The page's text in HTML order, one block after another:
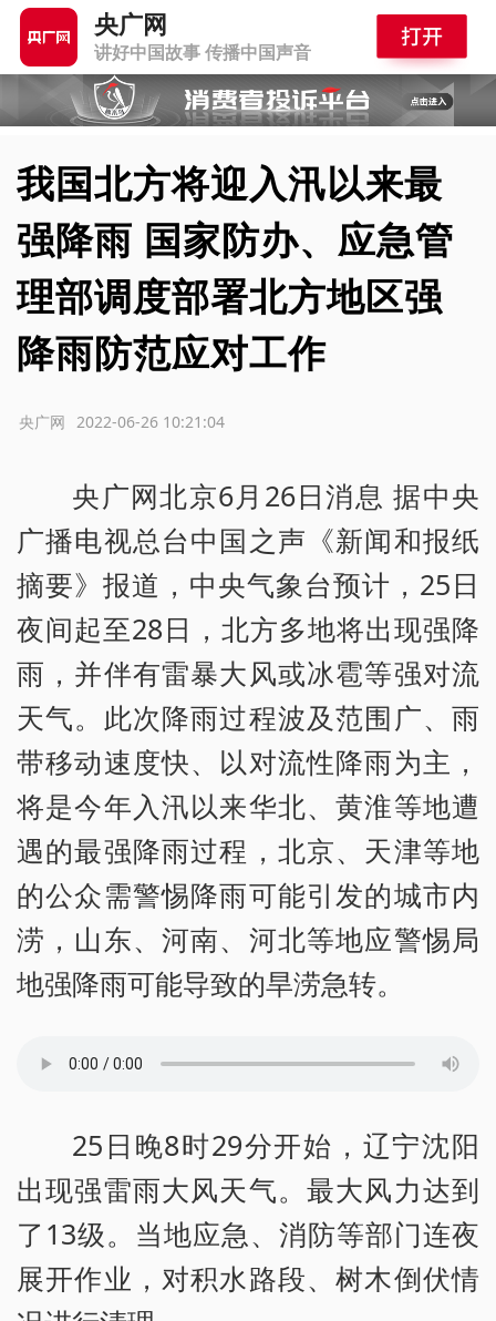
央广网
讲好中国故事 传播中国声音
我国北方将迎入汛以来最
强降雨 国家防办、应急管
理部调度部署北方地区强
降雨防范应对工作
2022-06-26 10:21:04
央广网
央广网北京6月26日消息 据中央
广播电视总台中国之声《新闻和报纸
摘要》报道，中央气象台预计，25日
夜间起至28日，北方多地将出现强降
雨，并伴有雷暴大风或冰雹等强对流
天气。此次降雨过程波及范围广、雨
带移动速度快、以对流性降雨为主，
将是今年入汛以来华北、黄淮等地遭
遇的最强降雨过程，北京、天津等地
的公众需警惕降雨可能引发的城市内
涝，山东、河南、河北等地应警惕局
地强降雨可能导致的旱涝急转。
25日晚8时29分开始，辽宁沈阳
出现强雷雨大风天气。最大风力达到
了13级。当地应急、消防等部门连夜
展开作业，对积水路段、树木倒伏情